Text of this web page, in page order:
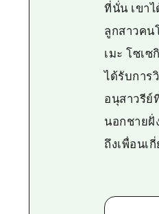
ที่นั่น เขา
ลูกสาวคน
เมะ โซเ
ได้รับการ
อนุสาวรีย์
นอกชายฝั่
ถึงเพื่อนเ